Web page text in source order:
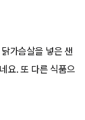
가슴살을 넣은 샌
요. 또 다른 식품으